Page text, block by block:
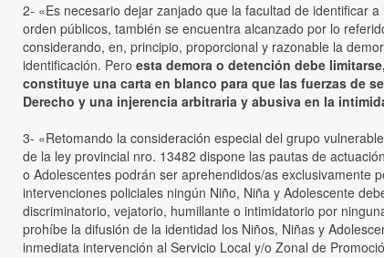
2- «Es necesario dejar zanjado que la facultad de identificar
orden públicos, también se encuentra alcanzado por lo
considerando, en, principio, proporcional y razonable la
identificación. Pero esta demora o detención debe
constituye una carta en blanco para que las fuerzas de
Derecho y una injerencia arbitraria y abusiva en la
3- «Retomando la consideración especial del grupo
de la ley provincial nro. 13482 dispone las pautas de
o Adolescentes podrán ser aprehendidos/as exclusivamente
intervenciones policiales ningún Niño, Niña y Adolescente
discriminatorio, vejatorio, humillante o intimidatorio por
prohíbe la difusión de la identidad los Niños, Niñas y
inmediata intervención al Servicio Local y/o Zonal de